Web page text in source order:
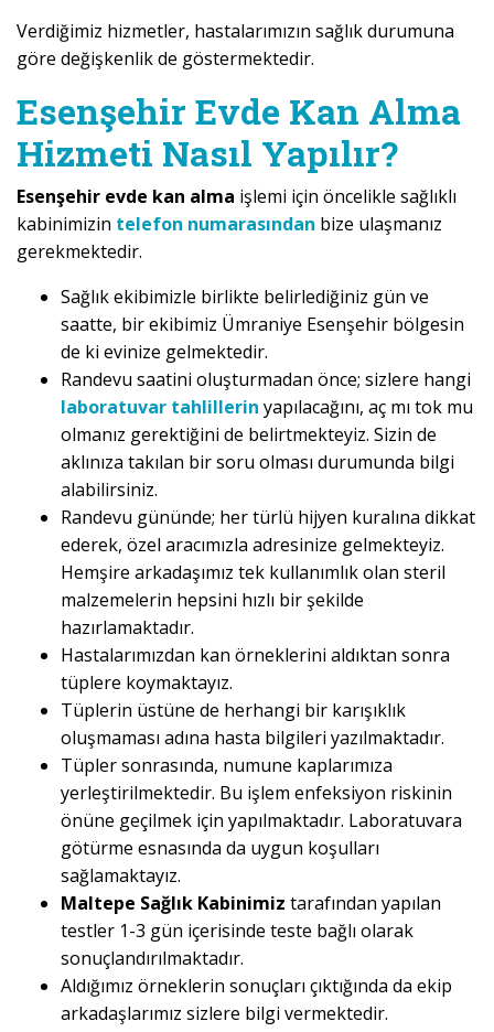
Verdiğimiz hizmetler, hastalarımızın sağlık durumuna
göre değişkenlik de göstermektedir.
Esenşehir Evde Kan Alma
Hizmeti Nasıl Yapılır?
Esenşehir evde kan alma işlemi için öncelikle sağlıklı
kabinimizin telefon numarasından bize ulaşmanız
gerekmektedir.
Sağlık ekibimizle birlikte belirlediğiniz gün ve
saatte, bir ekibimiz Ümraniye Esenşehir bölgesin
de ki evinize gelmektedir.
Randevu saatini oluşturmadan önce; sizlere hangi
laboratuvar tahlillerin yapılacağını, aç mı tok mu
olmanız gerektiğini de belirtmekteyiz. Sizin de
aklınıza takılan bir soru olması durumunda bilgi
alabilirsiniz.
Randevu gününde; her türlü hijyen kuralına dikkat
ederek, özel aracımızla adresinize gelmekteyiz.
Hemşire arkadaşımız tek kullanımlık olan steril
malzemelerin hepsini hızlı bir şekilde
hazırlamaktadır.
Hastalarımızdan kan örneklerini aldıktan sonra
tüplere koymaktayız.
Tüplerin üstüne de herhangi bir karışıklık
oluşmaması adına hasta bilgileri yazılmaktadır.
Tüpler sonrasında, numune kaplarımıza
yerleştirilmektedir. Bu işlem enfeksiyon riskinin
önüne geçilmek için yapılmaktadır. Laboratuvara
götürme esnasında da uygun koşulları
sağlamaktayız.
Maltepe Sağlık Kabinimiz tarafından yapılan
testler 1-3 gün içerisinde teste bağlı olarak
sonuçlandırılmaktadır.
Aldığımız örneklerin sonuçları çıktığında da ekip
arkadaşlarımız sizlere bilgi vermektedir.